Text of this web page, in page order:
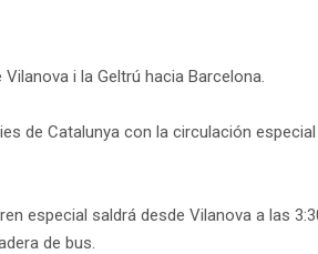
i la Geltrú hacia Barcelona.
de Catalunya con la circulación
especial saldrá desde Vilanova a las
de bus.